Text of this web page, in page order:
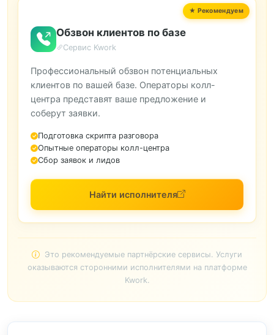
Обзвон клиентов по базе
Сервис Kwork
Профессиональный обзвон потенциальных
клиентов по вашей базе. Операторы колл-
центра представят ваше предложение и
соберут заявки.
Подготовка скрипта разговора
Опытные операторы колл-центра
Сбор заявок и лидов
Найти исполнителя
Это рекомендуемые партнёрские сервисы. Услуги
оказываются сторонними исполнителями на платформе
Kwork.